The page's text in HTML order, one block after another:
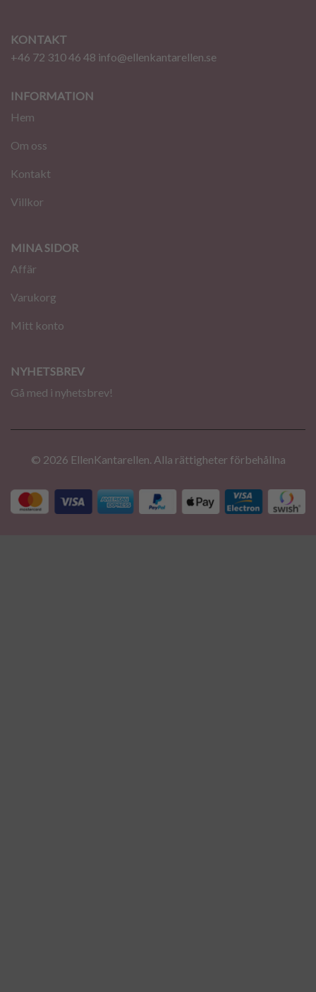
KONTAKT
+46 72 310 46 48 info@ellenkantarellen.se
INFORMATION
Hem
Om oss
Kontakt
Villkor
MINA SIDOR
Affär
Varukorg
Mitt konto
NYHETSBREV
Gå med i nyhetsbrev!
© 2026 EllenKantarellen. Alla rättigheter förbehållna